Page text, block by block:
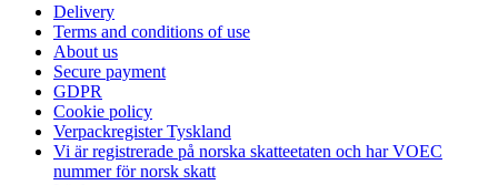
Delivery
Terms and conditions of use
About us
Secure payment
GDPR
Cookie policy
Verpackregister Tyskland
Vi är registrerade på norska skatteetaten och har VOEC
nummer för norsk skatt